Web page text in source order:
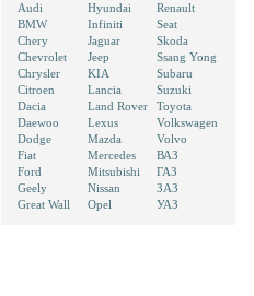
Audi
BMW
Chery
Chevrolet
Chrysler
Citroen
Dacia
Daewoo
Dodge
Fiat
Ford
Geely
Great Wall
Hyundai
Infiniti
Jaguar
Jeep
KIA
Lancia
Land Rover
Lexus
Mazda
Mercedes
Mitsubishi
Nissan
Opel
Renault
Seat
Skoda
Ssang Yong
Subaru
Suzuki
Toyota
Volkswagen
Volvo
ВАЗ
ГАЗ
ЗАЗ
УАЗ